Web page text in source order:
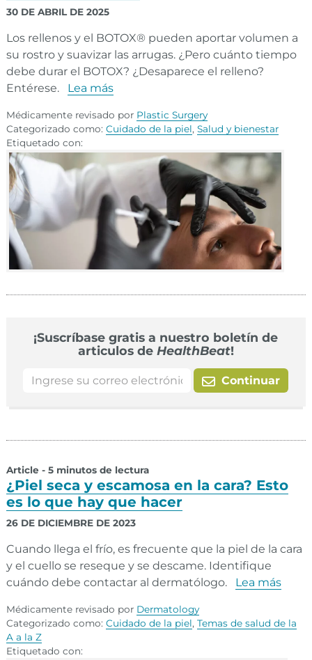
30 DE ABRIL DE 2025
Los rellenos y el BOTOX® pueden aportar volumen a
su rostro y suavizar las arrugas. ¿Pero cuánto tiempo
debe durar el BOTOX? ¿Desaparece el relleno?
Entérese.
Lea más
Médicamente revisado por Plastic Surgery
Categorizado como: Cuidado de la piel, Salud y bienestar
Etiquetado con:
¡Suscríbase gratis a nuestro boletín de
articulos de HealthBeat!
Continuar
Article - 5 minutos de lectura
¿Piel seca y escamosa en la cara? Esto
es lo que hay que hacer
26 DE DICIEMBRE DE 2023
Cuando llega el frío, es frecuente que la piel de la cara
y el cuello se reseque y se descame. Identifique
cuándo debe contactar al dermatólogo.
Lea más
Médicamente revisado por Dermatology
Categorizado como: Cuidado de la piel, Temas de salud de la
A a la Z
Etiquetado con: